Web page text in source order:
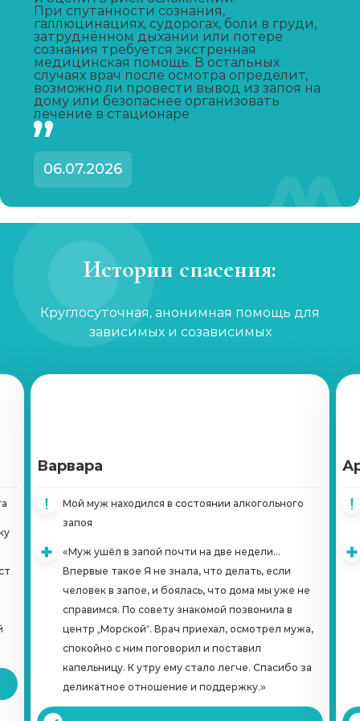
Капельница от запоя
от 1 450 ₽ Записаться
Капельница от похмелья
от 1 100 ₽ Записаться
Лечение женского алкоголизма
Кодирование уколом
от 3 200 ₽ Записаться
от 4 650 ₽ Записаться
от 15 650 ₽
Кодирование Налтрексоном
Справка о кодировке
от 750 ₽ Записаться
Вшивание Эспераль
При спутанности сознания,
галлюцинациях, судорогах, боли в груди,
затруднённом дыхании или потере
сознания требуется экстренная
медицинская помощь. В остальных
случаях врач после осмотра определит,
возможно ли провести вывод из запоя на
дому или безопаснее организовать
лечение в стационаре
06.07.2026
Истории спасения:
Круглосуточная, анонимная помощь для
зависимых и созависимых
Варвара
Мой муж находился в состоянии алкогольного
запоя
«Муж ушёл в запой почти на две недели...
Впервые такое Я не знала, что делать, если
человек в запое, и боялась, что дома мы уже не
справимся. По совету знакомой позвонила в
центр „Морской“. Врач приехал, осмотрел мужа,
спокойно с ним поговорил и поставил
капельницу. К утру ему стало легче. Спасибо за
деликатное отношение и поддержку.»